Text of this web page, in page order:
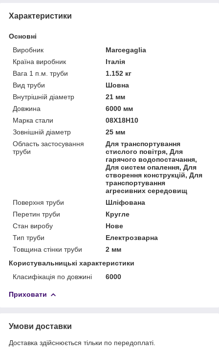
Характеристики
Основні
Виробник
Marcegaglia
Країна виробник
Італія
Вага 1 п.м. труби
1.152 кг
Вид труби
Шовна
Внутрішній діаметр
21 мм
Довжина
6000 мм
Марка стали
08Х18Н10
Зовнішній діаметр
25 мм
Область застосування
труби
Для транспортування
стислого повітря, Для
гарячого водопостачання,
Для систем опалення, Для
створення конструкцій, Для
транспортування
агресивних середовищ
Поверхня труби
Шліфована
Перетин труби
Кругле
Стан виробу
Нове
Тип труби
Електрозварна
Товщина стінки труби
2 мм
Користувальницькі характеристики
Класифікація по довжині
6000
Приховати
Умови доставки
Доставка здійснюється тільки по передоплаті.